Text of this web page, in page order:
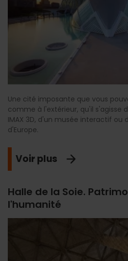
Une cité imposante que vous
comme à l'extérieur, qu'il s'agisse
IMAX 3D, d'un musée interactif ou
d'Europe.
Voir plus
Halle de la Soie.
l'humanité